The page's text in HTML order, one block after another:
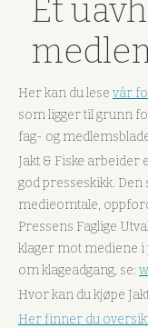
Et
Her kan du lese vår
som ligger til grunn
fag- og
Jakt & Fiske
god presseskikk.
medieomtale,
Pressens Faglige
klager mot mediene
om klageadgang, se:
Hvor kan du kjøpe
Her finner du